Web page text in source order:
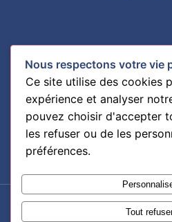
Liens
Notre
© 2026 Parler et Revivre -
Nous respectons votre vie
Ce site utilise des cookies
expérience et analyser
pouvez choisir d'accepter
les refuser ou de les
préférences.
Tout